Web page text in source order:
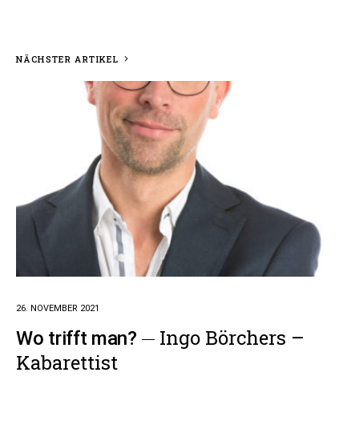
NÄCHSTER ARTIKEL
26. NOVEMBER 2021
Wo trifft man?
Ingo Börchers –
Kabarettist